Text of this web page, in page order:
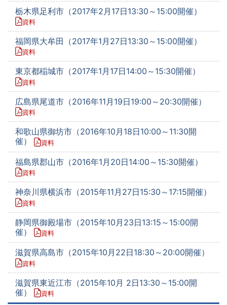
栃木県足利市（2017年2月17日13:30～15:00開催）
資料
福岡県大牟田（2017年1月27日13:30～15:00開催）
資料
東京都稲城市（2017年1月17日14:00～15:30開催）
資料
広島県尾道市（2016年11月19日19:00～20:30開催）
資料
和歌山県御坊市（2016年10月18日10:00～11:30開
催）
資料
福島県郡山市（2016年1月20日14:00～15:30開催）
資料
神奈川県横浜市（2015年11月27日15:30～17:15開催）
資料
静岡県御殿場市（2015年10月23日13:15～15:00開
催）
資料
滋賀県高島市（2015年10月22日18:30～20:00開催）
資料
滋賀県東近江市（2015年10月 2日13:30～15:00開
催）
資料